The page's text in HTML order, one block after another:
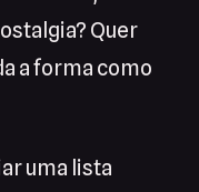
Quer
a forma como
uma lista